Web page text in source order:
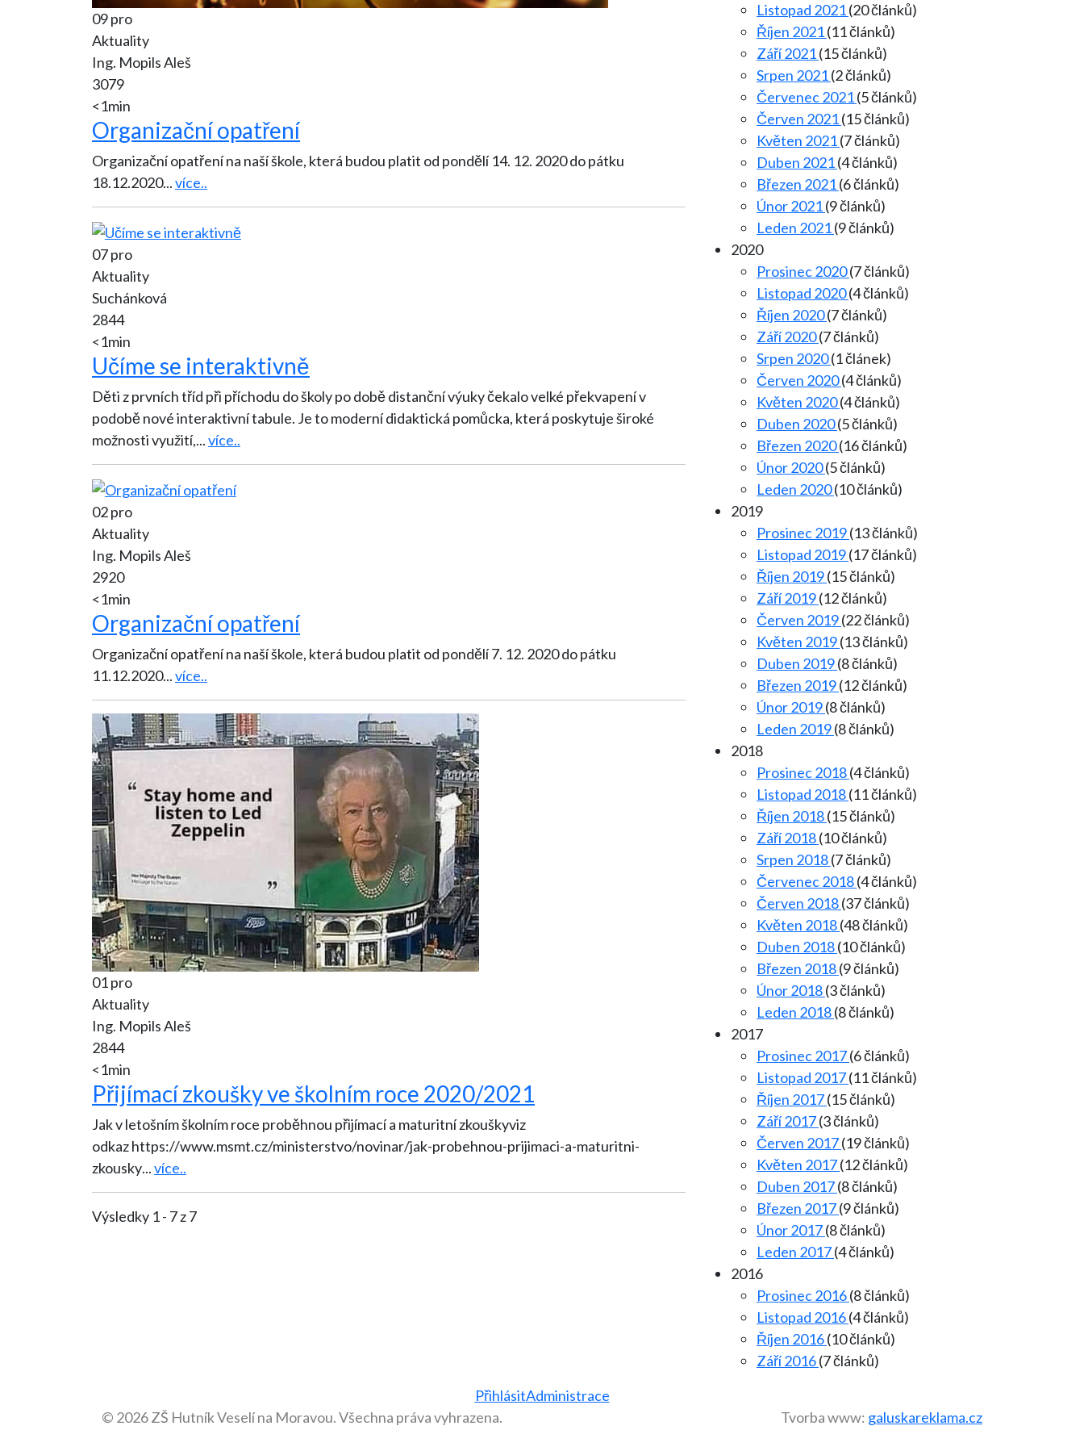
09 pro
Aktuality
Ing. Mopils Aleš
3079
<1min
Organizační opatření
Organizační opatření na naší škole, která budou platit od pondělí 14. 12. 2020 do pátku
18.12.2020...více..
07 pro
Aktuality
Suchánková
2844
<1min
Učíme se interaktivně
Děti z prvních tříd při příchodu do školy po době distanční výuky čekalo velké překvapení v
podobě nové interaktivní tabule. Je to moderní didaktická pomůcka, která poskytuje široké
možnosti využití,...více..
02 pro
Aktuality
Ing. Mopils Aleš
2920
<1min
Organizační opatření
Organizační opatření na naší škole, která budou platit od pondělí 7. 12. 2020 do pátku
11.12.2020...více..
01 pro
Aktuality
Ing. Mopils Aleš
2844
<1min
Přijímací zkoušky ve školním roce 2020/2021
Jak v letošním školním roce proběhnou přijímací a maturitní zkouškyviz
odkaz https://www.msmt.cz/ministerstvo/novinar/jak-probehnou-prijimaci-a-maturitni-
zkousky...více..
Výsledky 1 - 7 z 7
Listopad 2021(20 článků)
Říjen 2021(11 článků)
Září 2021(15 článků)
Srpen 2021(2 článků)
Červenec 2021(5 článků)
Červen 2021(15 článků)
Květen 2021(7 článků)
Duben 2021(4 článků)
Březen 2021(6 článků)
Únor 2021(9 článků)
Leden 2021(9 článků)
2020
Prosinec 2020(7 článků)
Listopad 2020(4 článků)
Říjen 2020(7 článků)
Září 2020(7 článků)
Srpen 2020(1 článek)
Červen 2020(4 článků)
Květen 2020(4 článků)
Duben 2020(5 článků)
Březen 2020(16 článků)
Únor 2020(5 článků)
Leden 2020(10 článků)
2019
Prosinec 2019(13 článků)
Listopad 2019(17 článků)
Říjen 2019(15 článků)
Září 2019(12 článků)
Červen 2019(22 článků)
Květen 2019(13 článků)
Duben 2019(8 článků)
Březen 2019(12 článků)
Únor 2019(8 článků)
Leden 2019(8 článků)
2018
Prosinec 2018(4 článků)
Listopad 2018(11 článků)
Říjen 2018(15 článků)
Září 2018(10 článků)
Srpen 2018(7 článků)
Červenec 2018(4 článků)
Červen 2018(37 článků)
Květen 2018(48 článků)
Duben 2018(10 článků)
Březen 2018(9 článků)
Únor 2018(3 článků)
Leden 2018(8 článků)
2017
Prosinec 2017(6 článků)
Listopad 2017(11 článků)
Říjen 2017(15 článků)
Září 2017(3 článků)
Červen 2017(19 článků)
Květen 2017(12 článků)
Duben 2017(8 článků)
Březen 2017(9 článků)
Únor 2017(8 článků)
Leden 2017(4 článků)
2016
Prosinec 2016(8 článků)
Listopad 2016(4 článků)
Říjen 2016(10 článků)
Září 2016(7 článků)
PřihlásitAdministrace
© 2026 ZŠ Hutník Veselí na Moravou. Všechna práva vyhrazena.
Tvorba www: galuskareklama.cz